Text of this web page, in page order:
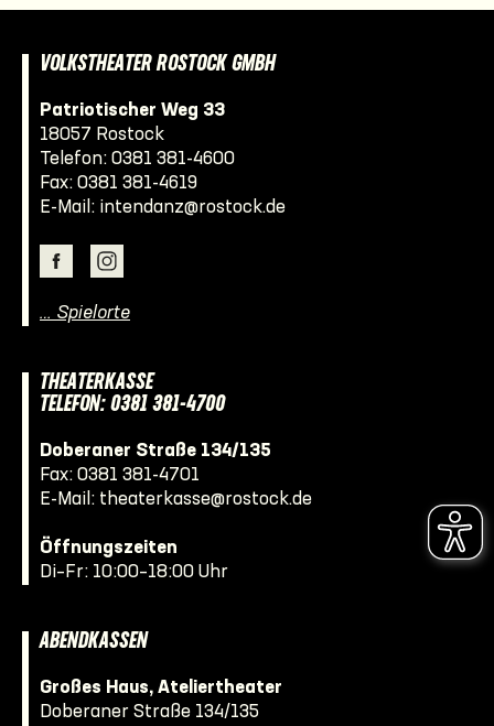
VOLKSTHEATER ROSTOCK GMBH
Patriotischer Weg 33
18057 Rostock
Telefon: 0381 381-4600
Fax: 0381 381-4619
E-Mail: intendanz@rostock.de
… Spielorte
THEATERKASSE
TELEFON: 0381 381-4700
Doberaner Straße 134/135
Fax: 0381 381-4701
E-Mail: theaterkasse@rostock.de
Öffnungszeiten
Di–Fr: 10:00–18:00 Uhr
ABENDKASSEN
Großes Haus, Ateliertheater
Doberaner Straße 134/135